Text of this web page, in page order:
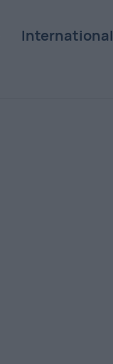
International